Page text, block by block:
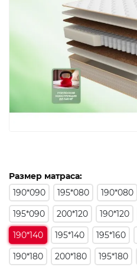
Размер матраса:
190*090
195*080 190*080
195*090
200*120 190*120
190*140
195*140 195*160
190*180
200*180 195*180